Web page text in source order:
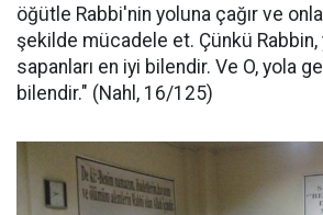
öğütle Rabbi'nin yoluna çağır ve
şekilde mücadele et. Çünkü Rabbin,
sapanları en iyi bilendir. Ve O, yola
bilendir." (Nahl, 16/125)